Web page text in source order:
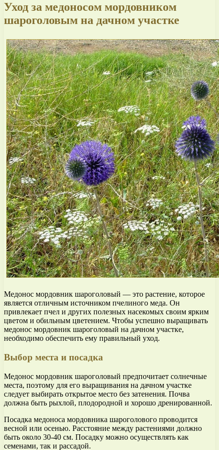
Уход за медоносом мордовником
шароголовым на дачном участке
Медонос мордовник шароголовый — это растение, которое
является отличным источником пчелиного меда. Он
привлекает пчел и других полезных насекомых своим ярким
цветом и обильным цветением. Чтобы успешно выращивать
медонос мордовник шароголовый на дачном участке,
необходимо обеспечить ему правильный уход.
Выбор места и посадка
Медонос мордовник шароголовый предпочитает солнечные
места, поэтому для его выращивания на дачном участке
следует выбирать открытое место без затенения. Почва
должна быть рыхлой, плодородной и хорошо дренированной.
Посадка медоноса мордовника шароголового проводится
весной или осенью. Расстояние между растениями должно
быть около 30-40 см. Посадку можно осуществлять как
семенами, так и рассадой.